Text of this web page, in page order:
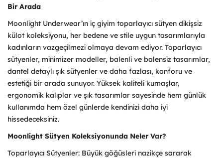
Bir Arada
Moonlight Underwear’ın iç giyim toparlayıcı sütyen dikişsiz
külot koleksiyonu, her bedene ve stile uygun tasarımlarıyla
kadınların vazgeçilmezi olmaya devam ediyor. Toparlayıcı
sütyenler, minimizer modeller, balenli ve balensiz tasarımlar,
dantel detaylı şık sütyenler ve daha fazlası, konforu ve
estetiği bir arada sunuyor. Yüksek kaliteli kumaşlar,
ergonomik kalıplar ve şık tasarımlar sayesinde hem günlük
kullanımda hem özel günlerde kendinizi daha iyi
hissedeceksiniz.
Moonlight Sütyen Koleksiyonunda Neler Var?
Toparlayıcı Sütyenler: Büyük göğüsleri nazikçe sararak